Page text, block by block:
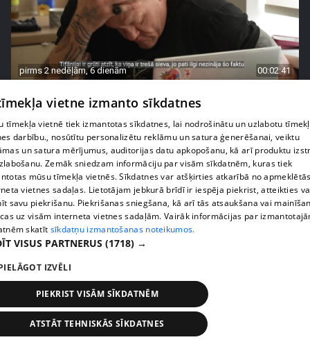
pirms 2 nedēļām, 6 dienām 00:02:41
Tifāniju
72. epizode
Draudzene aicina pārvākties Magoni uz Kurzemes
vietne izmanto sīkdatnes
tīmekļa vietnē tiek izmantotas sīkdatnes, lai nodrošinātu un uzlabotu
darbību., nosūtītu personalizētu reklāmu un satura ģenerēšanai, veiktu
un satura mērījumus, auditorijas datu apkopošanu, kā arī produktu
Zemāk sniedzam informāciju par visām sīkdatnēm, kuras tiek
mūsu tīmekļa vietnēs. Sīkdatnes var atšķirties atkarībā no
vietnes sadaļas. Lietotājam jebkurā brīdī ir iespēja piekrist, atteikties
savu piekrišanu. Piekrišanas sniegšana, kā arī tās atsaukšana vai
uz visām interneta vietnes sadaļām. Vairāk informācijas par
skatīt sīkdatņu izmantošanas noteikumos.
VISUS PARTNERUS (1718) →
IZVĒLI
PIEKRIST VISĀM SĪKDATNĒM
ATSTĀT TEHNISKĀS SĪKDATNES